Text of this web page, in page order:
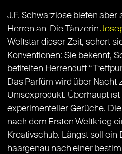
J.F. Schwarzlose bieten aber
Herren an. Die Tänzerin
Weltstar dieser Zeit, schert
Konventionen: Sie bekennt,
betitelten Herrenduft
Das Parfüm wird über Nacht
Unisexprodukt. Überhaupt ist
experimenteller Gerüche.
nach dem Ersten Weltkrieg
Kreativschub. Längst soll ein
haargenau nach einer